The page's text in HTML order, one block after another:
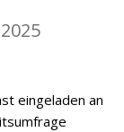
eingeladen an